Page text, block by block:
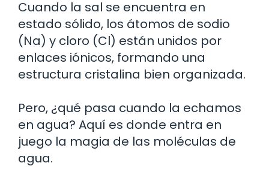
Cuando la sal se encuentra en
estado sólido, los átomos de sodio
(Na) y cloro (Cl) están unidos por
enlaces iónicos, formando una
estructura cristalina bien organizada.
Pero, ¿qué pasa cuando la echamos
en agua? Aquí es donde entra en
juego la magia de las moléculas de
agua.